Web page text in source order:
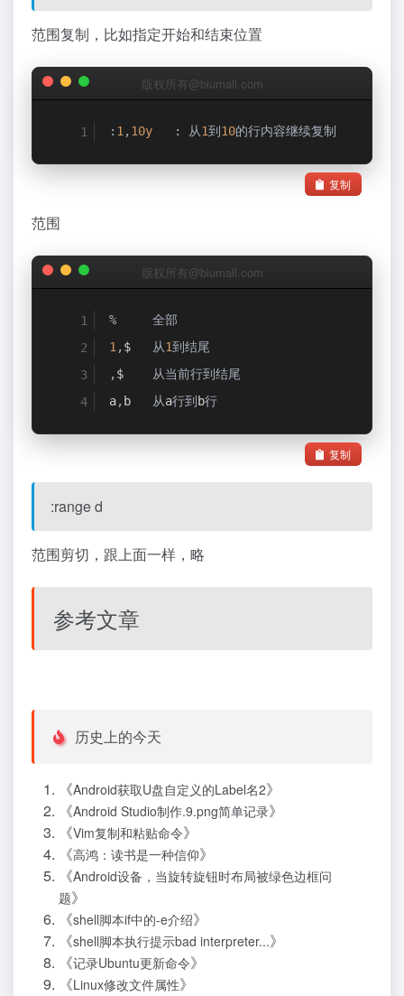
范围复制，比如指定开始和结束位置
版权所有@biumall.com
: 1,10y : 从1到 10的行内容继续复制
复制
范围
版权所有@biumall.com
%
全部
1,$ 从1到结尾
,$ 从当前行到结尾
a, b 从a行到 b行
复制
:range d
范围剪切，跟上面一样，略
参考文章
历史上的今天
《Android获取U盘自定义的Label名2》
《Android Studio制作.9.png简单记录》
《Vim复制和粘贴命令》
《高鸿：读书是一种信仰》
《Android设备，当旋转旋钮时布局被绿色边框问
题》
《shell脚本if中的-e介绍》
《shell脚本执行提示bad interpreter...》
《记录Ubuntu更新命令》
《Linux修改文件属性》